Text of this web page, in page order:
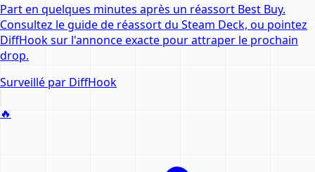
Part en quelques minutes après un réassort Best Buy.
Consultez le guide de réassort du Steam Deck, ou pointez
DiffHook sur l'annonce exacte pour attraper le prochain
drop.
Surveillé par DiffHook
🔥